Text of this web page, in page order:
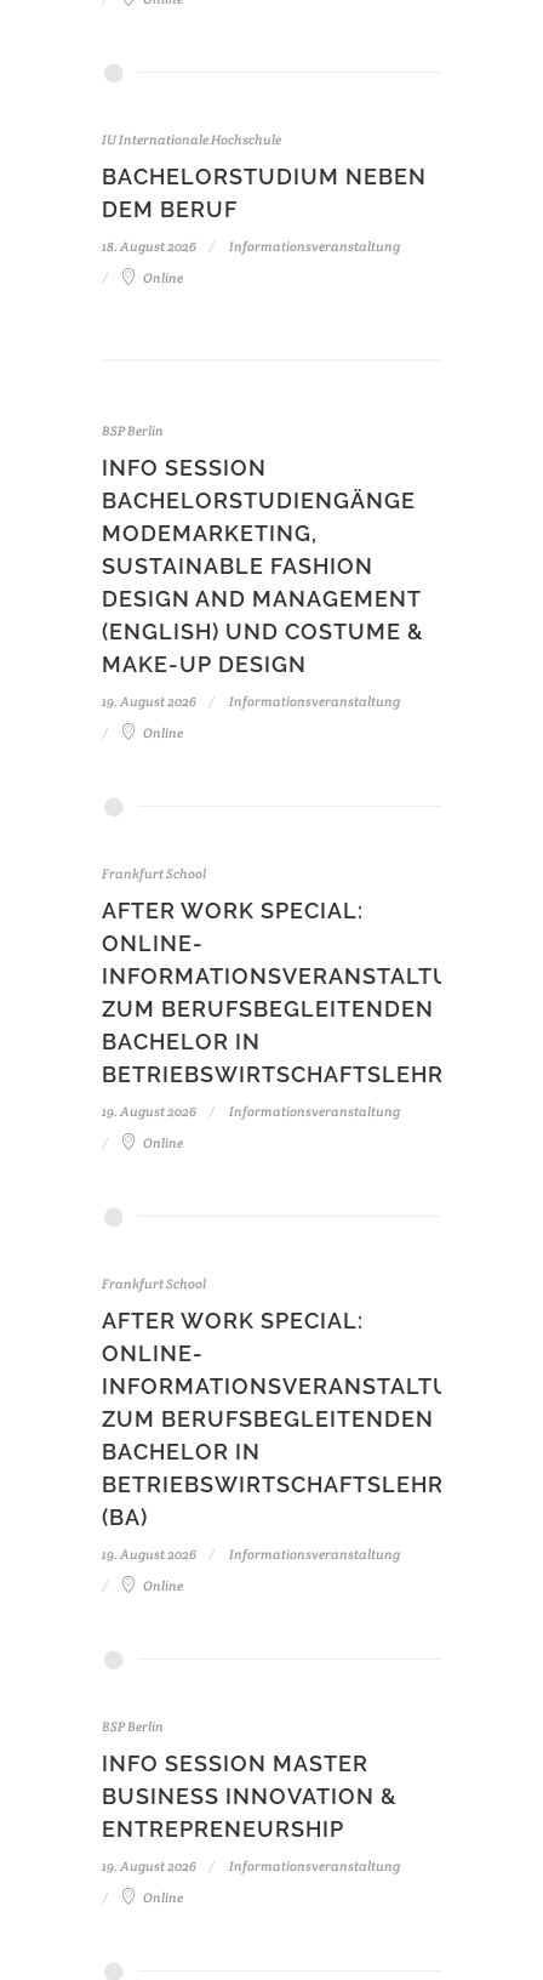
IU Internationale Hochschule
BACHELORSTUDIUM NEBEN
DEM BERUF
18. August 2026
Informationsveranstaltung
Online
BSP Berlin
INFO SESSION
BACHELORSTUDIENGÄNGE
MODEMARKETING,
SUSTAINABLE FASHION
DESIGN AND MANAGEMENT
(ENGLISH) UND COSTUME &
MAKE-UP DESIGN
19. August 2026
Informationsveranstaltung
Online
Frankfurt School
AFTER WORK SPECIAL:
ONLINE-
INFORMATIONSVERANSTALTUNG
ZUM BERUFSBEGLEITENDEN
BACHELOR IN
BETRIEBSWIRTSCHAFTSLEHRE
19. August 2026
Informationsveranstaltung
Online
Frankfurt School
AFTER WORK SPECIAL:
ONLINE-
INFORMATIONSVERANSTALTUNG
ZUM BERUFSBEGLEITENDEN
BACHELOR IN
BETRIEBSWIRTSCHAFTSLEHRE
(BA)
19. August 2026
Informationsveranstaltung
Online
BSP Berlin
INFO SESSION MASTER
BUSINESS INNOVATION &
ENTREPRENEURSHIP
19. August 2026
Informationsveranstaltung
Online